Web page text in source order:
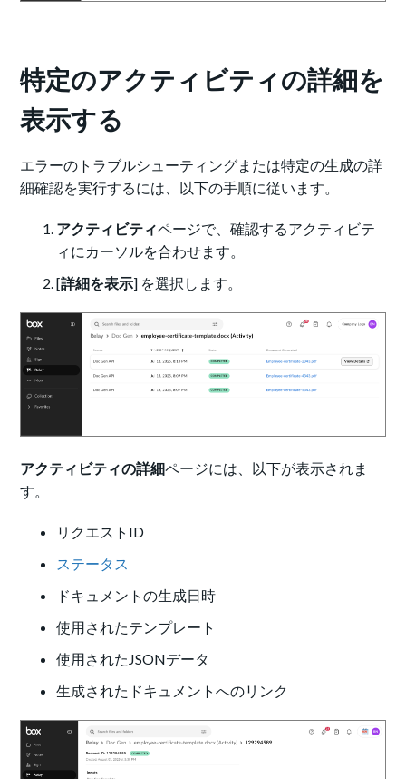
特定のアクティビティの詳細を
表示する
エラーのトラブルシューティングまたは特定の生成の詳
細確認を実行するには、以下の手順に従います。
アクティビティページで、確認するアクティビテ
ィにカーソルを合わせます。
[詳細を表示] を選択します。
アクティビティの詳細ページには、以下が表示されま
す。
リクエストID
ステータス
ドキュメントの生成日時
使用されたテンプレート
使用されたJSONデータ
生成されたドキュメントへのリンク